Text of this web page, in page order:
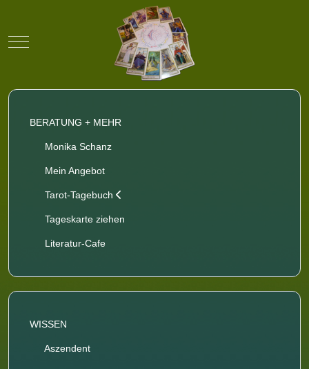
Mobile Menu Toggle
BERATUNG + MEHR
Monika Schanz
Mein Angebot
Tarot-Tagebuch
Tageskarte ziehen
Literatur-Cafe
WISSEN
Aszendent